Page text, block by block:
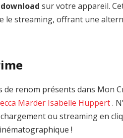
sur votre appareil.
le streaming, offrant une
de renom présents dans Mon
Marder Isabelle Huppert.
ou streaming en
!